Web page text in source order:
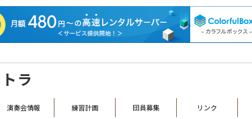
ラ
演奏会情報 練習計画 団員募集 リンク